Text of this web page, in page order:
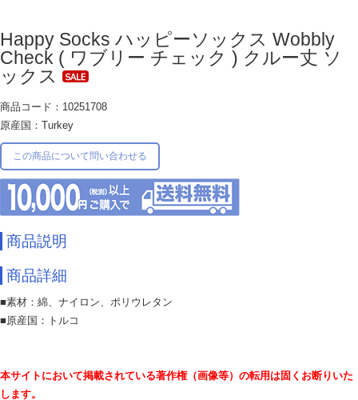
Happy Socks ハッピーソックス Wobbly
Check ( ワブリー チェック ) クルー丈 ソ
ックス
商品コード：10251708
原産国：Turkey
この商品について問い合わせる
商品説明
商品詳細
■素材：綿、ナイロン、ポリウレタン
■原産国：トルコ
本サイトにおいて掲載されている著作権（画像等）の転用は固くお断りいた
します。